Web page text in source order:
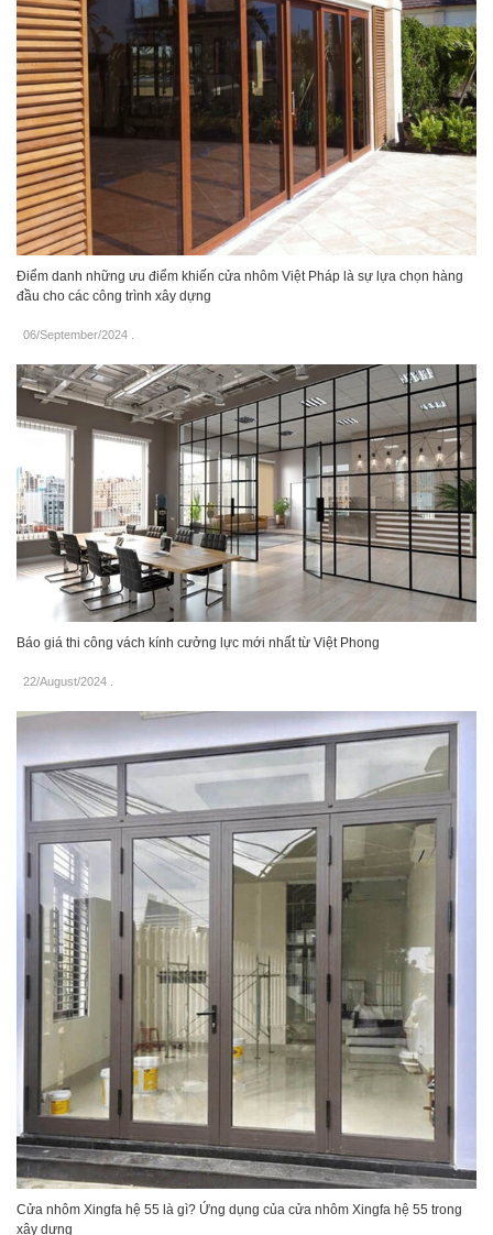
Điểm danh những ưu điểm khiến cửa nhôm Việt Pháp là sự lựa chọn hàng
đầu cho các công trình xây dựng
06/September/2024
Báo giá thi công vách kính cưởng lực mới nhất từ Việt Phong
22/August/2024
Cửa nhôm Xingfa hệ 55 là gì? Ứng dụng của cửa nhôm Xingfa hệ 55 trong
xây dựng